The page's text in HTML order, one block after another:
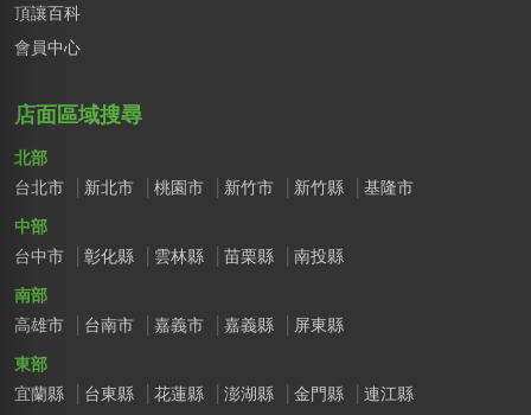
頂讓百科
會員中心
店面區域搜尋
北部
台北市
新北市 桃園市 新竹市 新竹縣
基隆市
中部
台中市
彰化縣 雲林縣 苗栗縣
南投縣
南部
高雄市
台南市 嘉義市 嘉義縣
屏東縣
東部
宜蘭縣
台東縣 花蓮縣 澎湖縣 金門縣 連江縣